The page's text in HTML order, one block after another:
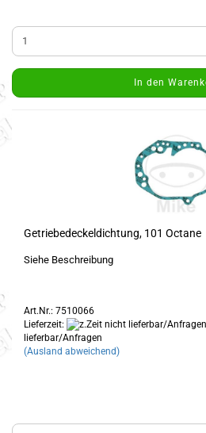
In den
Getriebedeckeldichtung, 101 Octane
Siehe Beschreibung
Art.Nr.: 7510066
Lieferzeit:
lieferbar/Anfragen
(Ausland abweichend)